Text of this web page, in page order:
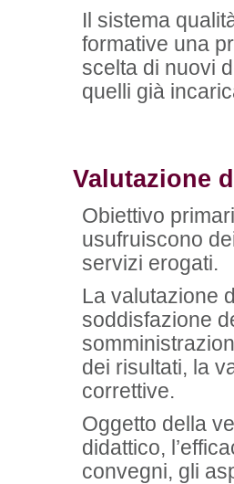
Il sistema
formative una
scelta di nuovi
quelli già
Valutazione
Obiettivo
usufruiscono
servizi erogati.
La valutazione
soddisfazione
dei risultati, la
correttive.
Oggetto della
didattico,
convegni, gli